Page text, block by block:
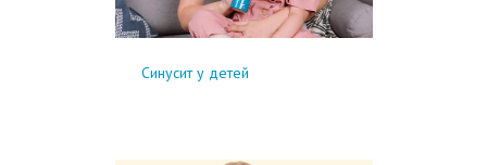
Синусит у детей